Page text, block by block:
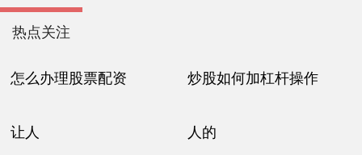
热点关注
怎么办理股票配资 炒股如何加杠杆操作
让人 人的